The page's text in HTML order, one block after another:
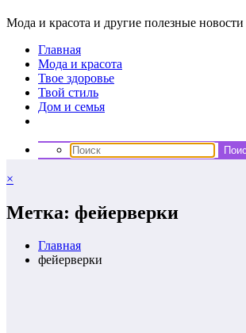
Мода и красота и другие полезные новости
Главная
Мода и красота
Твое здоровье
Твой стиль
Дом и семья
×
Метка: фейерверки
Главная
фейерверки